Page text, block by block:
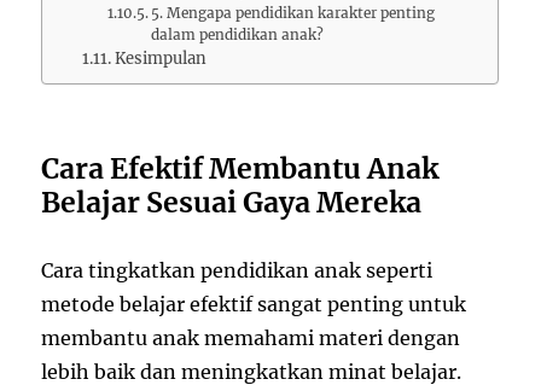
5. Mengapa pendidikan karakter penting
dalam pendidikan anak?
Kesimpulan
Cara Efektif Membantu Anak
Belajar Sesuai Gaya Mereka
Cara tingkatkan pendidikan anak seperti
metode belajar efektif sangat penting untuk
membantu anak memahami materi dengan
lebih baik dan meningkatkan minat belajar.